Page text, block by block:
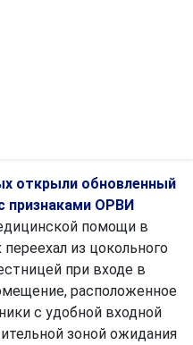
открыли обновленный
признаками ОРВИ
помощи в
из цокольного
при входе в
расположенное
с удобной входной
зоной ожидания